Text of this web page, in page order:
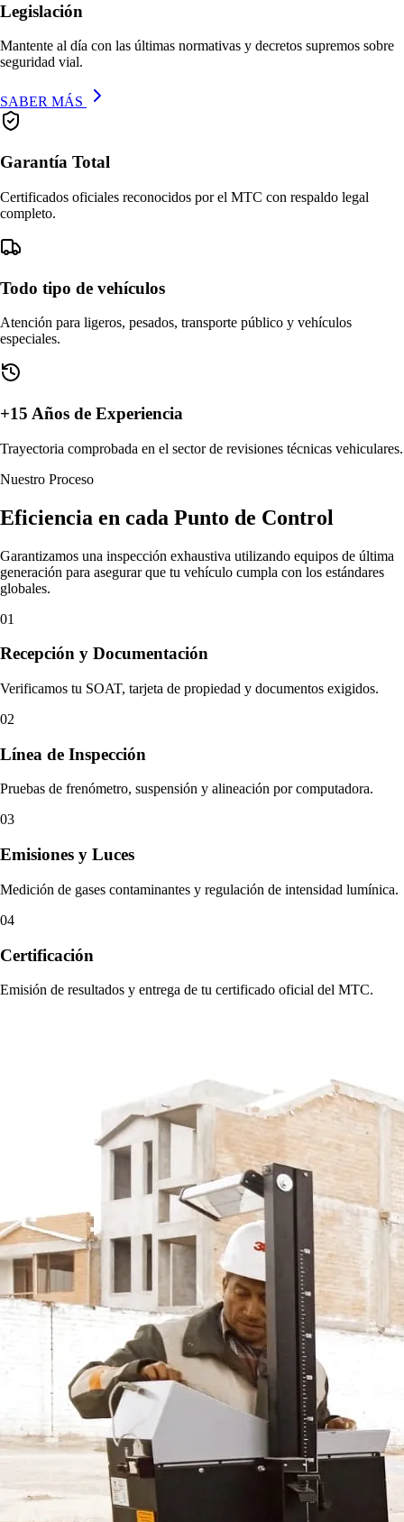
Legislación
Mantente al día con las últimas normativas y decretos supremos sobre
seguridad vial.
SABER MÁS
Garantía Total
Certificados oficiales reconocidos por el MTC con respaldo legal
completo.
Todo tipo de vehículos
Atención para ligeros, pesados, transporte público y vehículos
especiales.
+15 Años de Experiencia
Trayectoria comprobada en el sector de revisiones técnicas vehiculares.
Nuestro Proceso
Eficiencia en cada Punto de Control
Garantizamos una inspección exhaustiva utilizando equipos de última
generación para asegurar que tu vehículo cumpla con los estándares
globales.
01
Recepción y Documentación
Verificamos tu SOAT, tarjeta de propiedad y documentos exigidos.
02
Línea de Inspección
Pruebas de frenómetro, suspensión y alineación por computadora.
03
Emisiones y Luces
Medición de gases contaminantes y regulación de intensidad lumínica.
04
Certificación
Emisión de resultados y entrega de tu certificado oficial del MTC.